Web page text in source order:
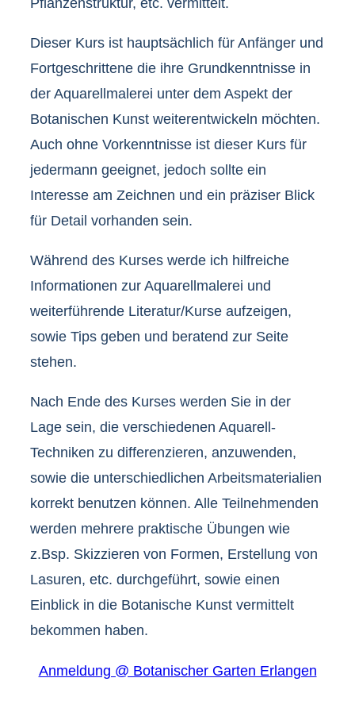
Dieser Kurs ist hauptsächlich für Anfänger und
Fortgeschrittene die ihre Grundkenntnisse in
der Aquarellmalerei unter dem Aspekt der
Botanischen Kunst weiterentwickeln möchten.
Auch ohne Vorkenntnisse ist dieser Kurs für
jedermann geeignet, jedoch sollte ein
Interesse am Zeichnen und ein präziser Blick
für Detail vorhanden sein.
Während des Kurses werde ich hilfreiche
Informationen zur Aquarellmalerei und
weiterführende Literatur/Kurse aufzeigen,
sowie Tips geben und beratend zur Seite
stehen.
Nach Ende des Kurses werden Sie in der
Lage sein, die verschiedenen Aquarell-
Techniken zu differenzieren, anzuwenden,
sowie die unterschiedlichen Arbeitsmaterialien
korrekt benutzen können. Alle Teilnehmenden
werden mehrere praktische Übungen wie
z.Bsp. Skizzieren von Formen, Erstellung von
Lasuren, etc. durchgeführt, sowie einen
Einblick in die Botanische Kunst vermittelt
bekommen haben.
Anmeldung @ Botanischer Garten Erlangen